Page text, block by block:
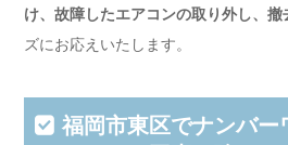
け、故障したエアコンの取り外し、撤
ズにお応えいたします。
福岡市東区でナンバ